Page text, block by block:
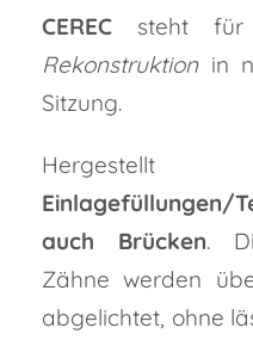
CEREC steht für
Rekonstruktionin
Sitzung.
Einlagefüllungen/
auch Brücken.
Zähne werden
abgelichtet, ohne